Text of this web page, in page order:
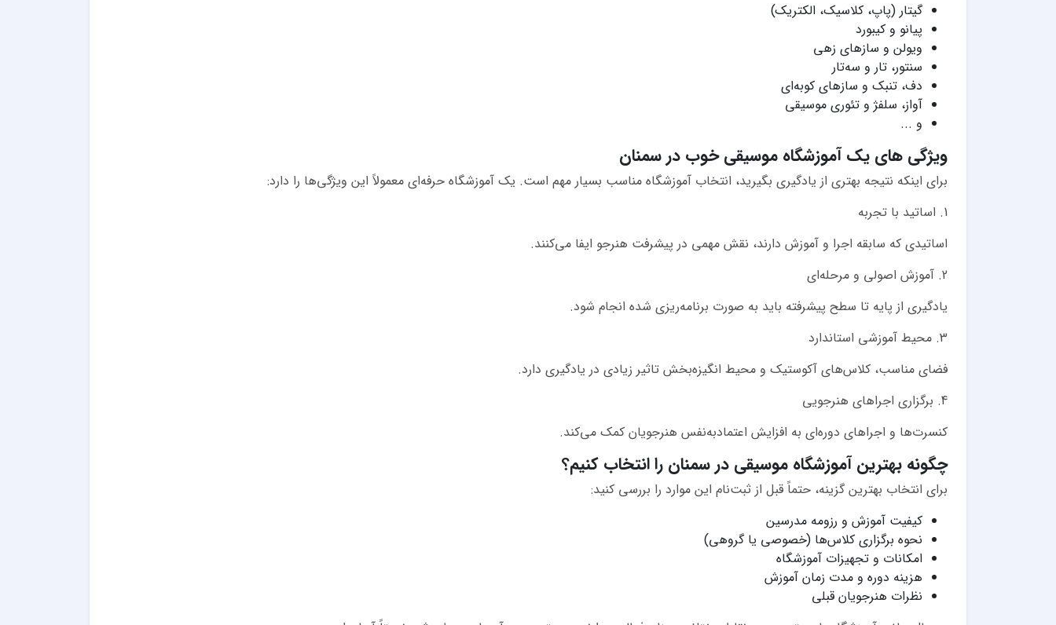
گیتار (پاپ، کلاسیک، الکتریک)
پیانو و کیبورد
ویولن و سازهای زهی
سنتور، تار و سه‌تار
دف، تنبک و سازهای کوبه‌ای
آواز، سلفژ و تئوری موسیقی
و ...
ویژگی های یک آموزشگاه موسیقی خوب در سمنان
برای اینکه نتیجه بهتری از یادگیری بگیرید، انتخاب آموزشگاه مناسب بسیار مهم است. یک آموزشگاه حرفه‌ای معمولاً این ویژگی‌ها را دارد:
1. اساتید با تجربه
اساتیدی که سابقه اجرا و آموزش دارند، نقش مهمی در پیشرفت هنرجو ایفا می‌کنند.
2. آموزش اصولی و مرحله‌ای
یادگیری از پایه تا سطح پیشرفته باید به صورت برنامه‌ریزی شده انجام شود.
3. محیط آموزشی استاندارد
فضای مناسب، کلاس‌های آکوستیک و محیط انگیزه‌بخش تاثیر زیادی در یادگیری دارد.
4. برگزاری اجراهای هنرجویی
کنسرت‌ها و اجراهای دوره‌ای به افزایش اعتمادبه‌نفس هنرجویان کمک می‌کند.
چگونه بهترین آموزشگاه موسیقی در سمنان را انتخاب کنیم؟
برای انتخاب بهترین گزینه، حتماً قبل از ثبت‌نام این موارد را بررسی کنید:
کیفیت آموزش و رزومه مدرسین
نحوه برگزاری کلاس‌ها (خصوصی یا گروهی)
امکانات و تجهیزات آموزشگاه
هزینه دوره و مدت زمان آموزش
نظرات هنرجویان قبلی